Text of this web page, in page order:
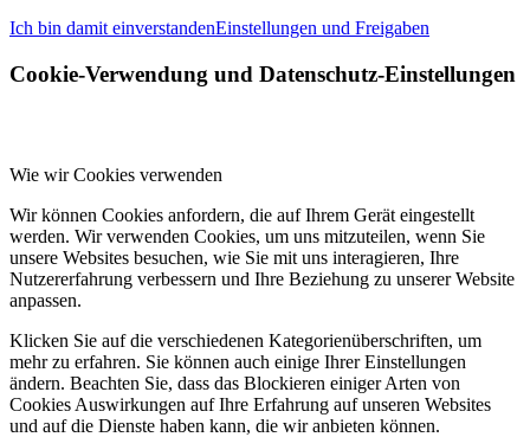
Ich bin damit einverstandenEinstellungen und Freigaben
Cookie-Verwendung und Datenschutz-Einstellungen
Wie wir Cookies verwenden
Wir können Cookies anfordern, die auf Ihrem Gerät eingestellt
werden. Wir verwenden Cookies, um uns mitzuteilen, wenn Sie
unsere Websites besuchen, wie Sie mit uns interagieren, Ihre
Nutzererfahrung verbessern und Ihre Beziehung zu unserer Website
anpassen.
Klicken Sie auf die verschiedenen Kategorienüberschriften, um
mehr zu erfahren. Sie können auch einige Ihrer Einstellungen
ändern. Beachten Sie, dass das Blockieren einiger Arten von
Cookies Auswirkungen auf Ihre Erfahrung auf unseren Websites
und auf die Dienste haben kann, die wir anbieten können.